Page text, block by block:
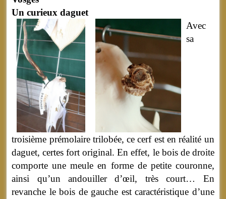
Un curieux daguet
Avec
sa
troisième prémolaire trilobée, ce cerf est en réalité un
daguet, certes fort original. En effet, le bois de droite
comporte une meule en forme de petite couronne,
ainsi qu’un andouiller d’œil, très court… En
revanche le bois de gauche est caractéristique d’une